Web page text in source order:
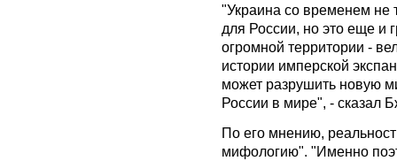
"Украина со временем не
для России, но это еще и
огромной территории -
истории имперской
может разрушить новую
России в мире", - сказал
По его мнению,
мифологию". "Именно